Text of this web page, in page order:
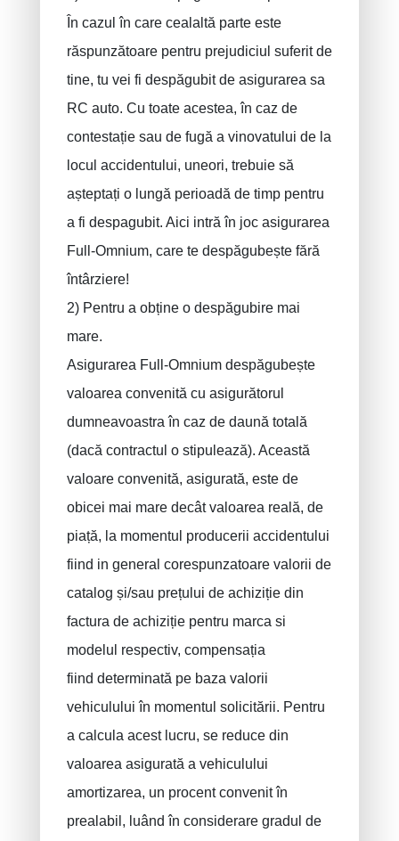
În cazul în care cealaltă parte este
răspunzătoare pentru prejudiciul suferit de
tine, tu vei fi despăgubit de asigurarea sa
RC auto. Cu toate acestea, în caz de
contestație sau de fugă a vinovatului de la
locul accidentului, uneori, trebuie să
așteptați o lungă perioadă de timp pentru
a fi despagubit. Aici intră în joc asigurarea
Full-Omnium, care te despăgubește fără
întârziere!
2) Pentru a obține o despăgubire mai
mare.
Asigurarea Full-Omnium despăgubește
valoarea convenită cu asigurătorul
dumneavoastra în caz de daună totală
(dacă contractul o stipulează). Această
valoare convenită, asigurată, este de
obicei mai mare decât valoarea reală, de
piață, la momentul producerii accidentului
fiind in general corespunzatoare valorii de
catalog și/sau prețului de achiziție din
factura de achiziție pentru marca si
modelul respectiv, compensația
fiind determinată pe baza valorii
vehiculului în momentul solicitării. Pentru
a calcula acest lucru, se reduce din
valoarea asigurată a vehiculului
amortizarea, un procent convenit în
prealabil, luând în considerare gradul de